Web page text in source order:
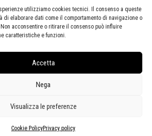
utilizziamo cookies tecnici. Il consenso a queste
di elaborare dati come il comportamento di navigazione o
Non acconsentire o ritirare il consenso può influire
caratteristiche e funzioni.
Accetta
Nega
Visualizza le preferenze
Cookie PolicyPrivacy policy
(orario 09.00/13.00)